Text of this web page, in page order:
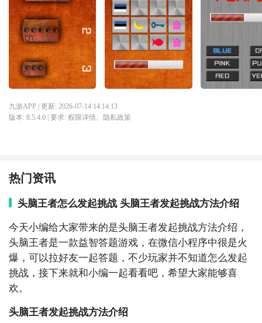
九游APP | 更新: 2026-07-14 14:14:13
版本: 8.5.4.0| 要求: 权限详情、 隐私政策
热门资讯
头脑王者怎么发起挑战 头脑王者发起挑战方法介绍
今天小编给大家带来的是头脑王者发起挑战方法介绍，
头脑王者是一款益智答题游戏，在微信小程序中很是火
爆，可以拉好友一起答题，不少玩家并不知道怎么发起
挑战，接下来就和小编一起看看吧，希望大家能够喜
欢。
头脑王者发起挑战方法介绍